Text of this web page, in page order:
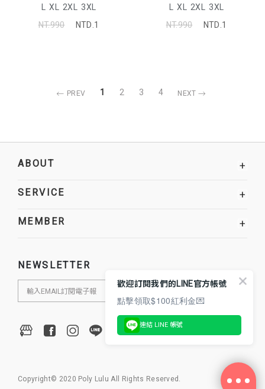
L XL 2XL 3XL
NT.990
NTD.1
L XL 2XL 3XL
NT.990
NTD.1
PREV 1 2 3 4 NEXT
ABOUT +
SERVICE +
MEMBER +
NEWSLETTER
Copyright© 2020 Poly Lulu All Rights Reserved.
歡迎訂閱我們的LINE官方帳號
點擊領取$100紅利金💌
連結 LINE 帳號